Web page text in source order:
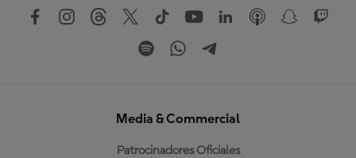
Media & Commercial
Patrocinadores Oficiales